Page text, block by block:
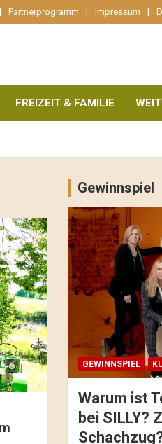
Partnerprogramm Impressum
FREIZEIT & FAMILIE
Gewinnspiel
GEWINNSPIEL
Warum ist
bei SILLY?